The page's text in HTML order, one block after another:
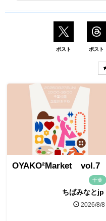
ポスト ポスト
OYAKO²Market vol.7
千葉
ちばみなとjp
2026/8/8